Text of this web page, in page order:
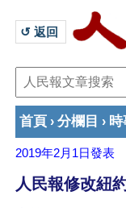
↺ 返回
首頁 › 分欄目 › 時
2019年2月1日發表
人民報修改紐